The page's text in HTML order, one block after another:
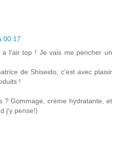
00:17
a l'air top ! Je vais me pencher un
de Shiseido, c'est avec plaisir
!
? Gommage, crème hydratante, et
j'y pense!)